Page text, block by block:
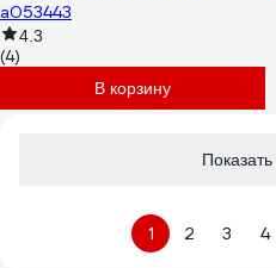
a053443
4.3
(4)
В корзину
1 2 3 4